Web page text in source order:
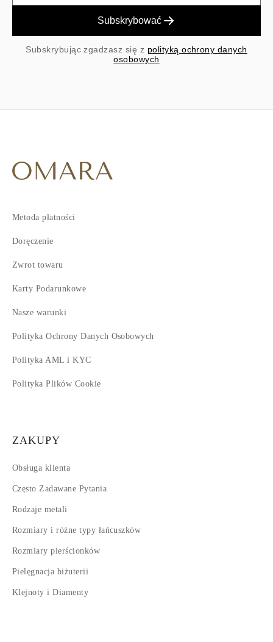
Subskrybować
Subskrybując zgadzasz się z polityką ochrony danych
osobowych
Metoda płatności
Doręczenie
Zwrot towaru
Karty Podarunkowe
Nasze warunki
Polityka Ochrony Danych Osobowych
Polityka AML i KYC
Polityka Plików Cookie
ZAKUPY
Obsługa klienta
Często Zadawane Pytania
Rodzaje metali
Rozmiary i różne typy łańcuszków
Rozmiary pierścionków
Pielęgnacja biżuterii
Klejnoty i Diamenty